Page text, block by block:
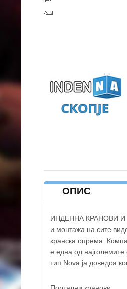
ОПИС
ИНДЕННА КРАНОВИ И
и монтажа на сите
кранска опрема.
е една од најголемите
тип Nova ја доведоа